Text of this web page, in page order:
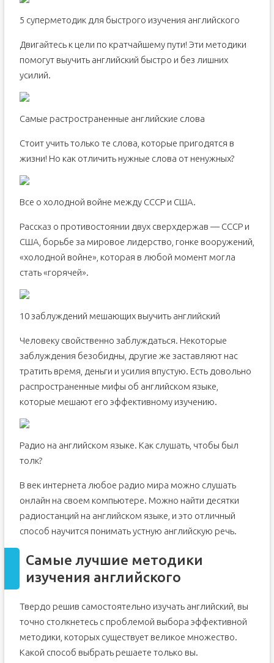
5 суперметодик для быстрого изучения английского
Двигайтесь к цели по кратчайшему пути! Эти методики
помогут выучить английский быстро и без лишних
усилий.
Самые растространенные английские слова
Стоит учить только те слова, которые пригодятся в
жизни! Но как отличить нужные слова от ненужных?
Все о холодной войне между СССР и США.
Рассказ о противостоянии двух сверхдержав — СССР и
США, борьбе за мировое лидерство, гонке вооружений,
«холодной войне», которая в любой момент могла
стать «горячей».
10 заблуждений мешающих выучить английский
Человеку свойственно заблуждаться. Некоторые
заблуждения безобидны, другие же заставляют нас
тратить время, деньги и усилия впустую. Есть довольно
распространенные мифы об английском языке,
которые мешают его эффективному изучению.
Радио на английском языке. Как слушать, чтобы был
толк?
В век интернета любое радио мира можно слушать
онлайн на своем компьютере. Можно найти десятки
радиостанций на английском языке, и это отличный
способ научится понимать устную английскую речь.
Самые лучшие методики
изучения английского
Твердо решив самостоятельно изучать английский, вы
точно столкнетесь с проблемой выбора эффективной
методики, которых существует великое множество.
Какой способ выбрать решаете только вы.